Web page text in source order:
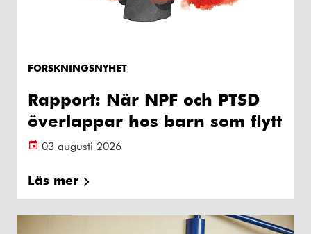
FORSKNINGSNYHET
Rapport: När NPF och PTSD
överlappar hos barn som flytt
03 augusti 2026
Läs mer